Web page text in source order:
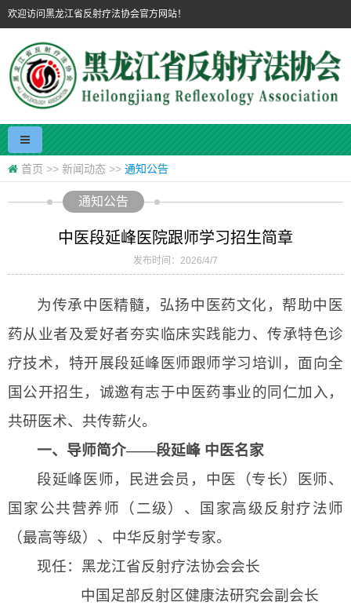
欢迎访问黑龙江省反射疗法协会官方网站！
首页 >> 新闻动态 >> 通知公告
通知公告
中医段延峰医院跟师学习招生简章
发布时间：2026/4/7
为传承中医精髓，弘扬中医药文化，帮助中医
药从业者及爱好者夯实临床实践能力、传承特色诊
疗技术，特开展段延峰医师跟师学习培训 ，面向全
国公开招生，诚邀有志于中医药事业的同仁加入，
共研医术、共传薪火。
一、导师简介——段延峰 中医名家
段延峰医师，民进会员，中医（专长）医师、
国家公共营养师（二级）、国家高级反射疗法师
（最高等级）、中华反射学专家。
现任： 黑龙江省反射疗法协会会长
中国足部反射区健康法研究会副会长